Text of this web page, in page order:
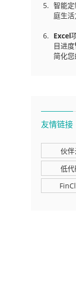
智能
庭生
Excel
目进度
简化
友情链接
伙伴
低代